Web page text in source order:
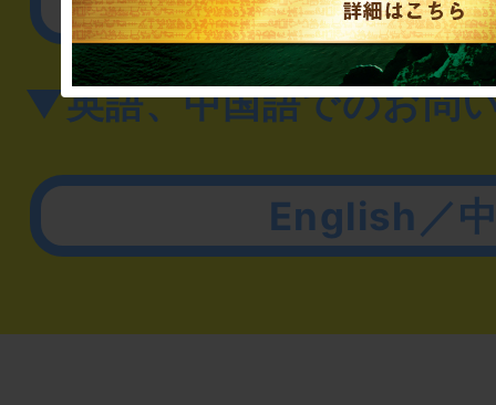
▼英語、中国語でのお問
English／